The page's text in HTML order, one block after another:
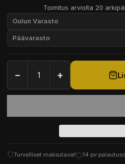
Toimitus arviolta 20
Oulun Varasto
Päävarasto
− +
Turvalliset maksutavat 14 pv